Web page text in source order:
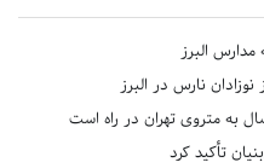
نارس در البرز
به متروی تهران در راه است
تأکید کرد